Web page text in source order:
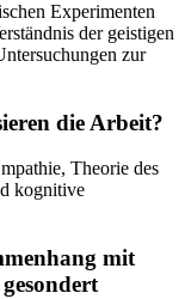
Experimenten
der geistigen
zur
die Arbeit?
Theorie des
kognitive
mit